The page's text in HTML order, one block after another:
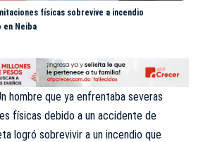
físicas sobrevive a incendio
en Neiba
hombre que ya enfrentaba severas
físicas debido a un accidente de
logró sobrevivir a un incendio que